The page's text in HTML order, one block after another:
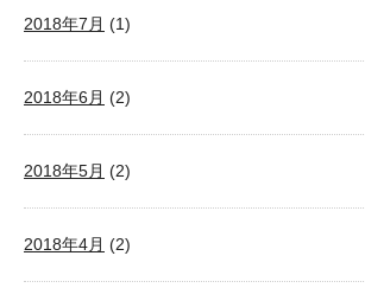
2018年7月 (1)
2018年6月 (2)
2018年5月 (2)
2018年4月 (2)